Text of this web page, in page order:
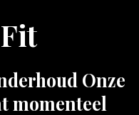
Onze
momenteel